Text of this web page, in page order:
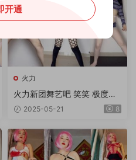
火力
火力新团舞艺吧 笑笑 极度诱
惑顶胯热舞 第38期 10V/1.92
2025-05-21 8
开通